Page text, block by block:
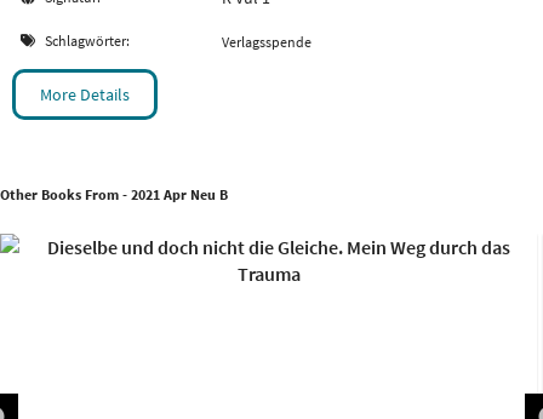
Schlagwörter: Verlagsspende
More Details
Other Books From - 2021 Apr Neu B